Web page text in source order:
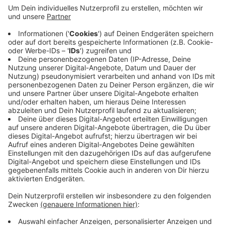
Verwaltung vor, einen Monat länger als bisher
Kämmerer Johannes Slawig. Drei Monate auf die
Beiträge zu verzichten, kostet die Stadt
insgesamt drei Millionen Euro. Das Land hat
zugesagt, immerhin eine Million davon zu
übernehmen. Der Stadtrat soll am Montag über die
Pläne abstimmen.
Veröffentlicht:Freitag, 07.05.2021 06:27
Anzeige
Anzeige